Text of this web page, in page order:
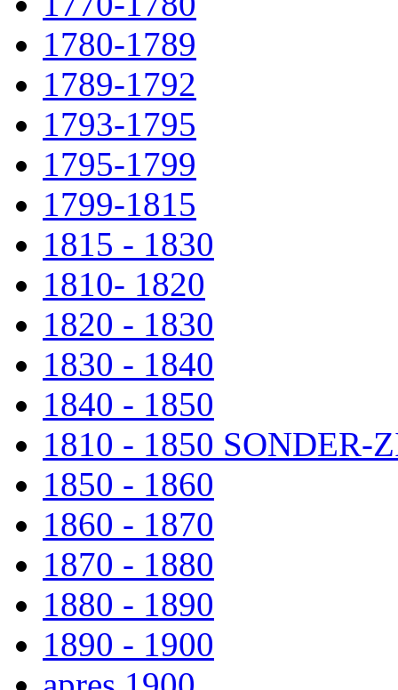
1780-1789
1789-1792
1793-1795
1795-1799
1799-1815
1815 - 1830
1810- 1820
1820 - 1830
1830 - 1840
1840 - 1850
1810 - 1850 SONDER-
1850 - 1860
1860 - 1870
1870 - 1880
1880 - 1890
1890 - 1900